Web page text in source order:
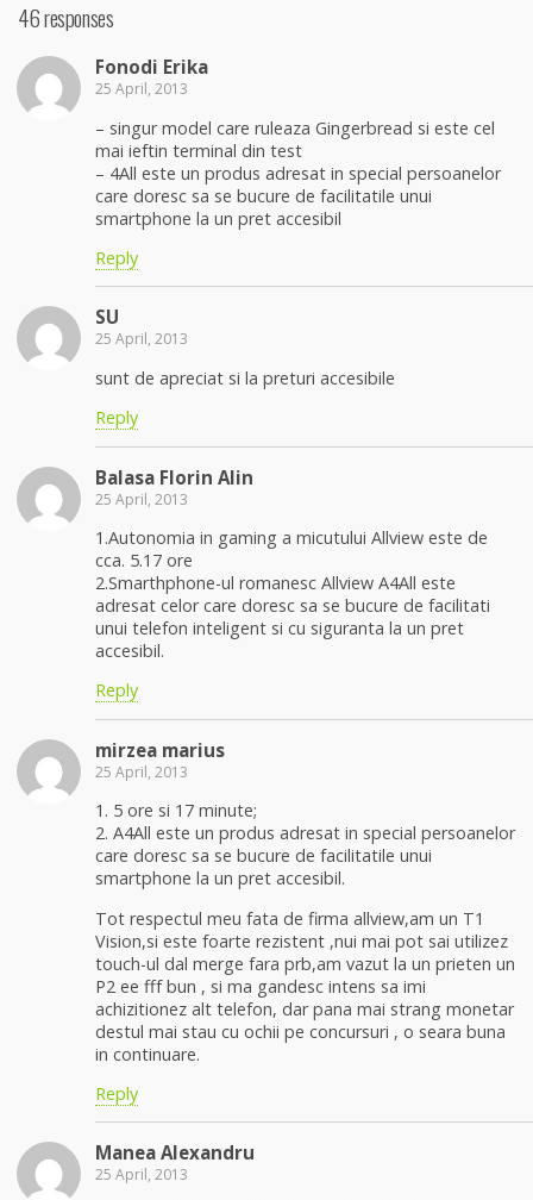
46 responses
Fonodi Erika
25 April, 2013
– singur model care ruleaza Gingerbread si este cel
mai ieftin terminal din test
– 4All este un produs adresat in special persoanelor
care doresc sa se bucure de facilitatile unui
smartphone la un pret accesibil
Reply
SU
25 April, 2013
sunt de apreciat si la preturi accesibile
Reply
Balasa Florin Alin
25 April, 2013
1.Autonomia in gaming a micutului Allview este de
cca. 5.17 ore
2.Smarthphone-ul romanesc Allview A4All este
adresat celor care doresc sa se bucure de facilitati
unui telefon inteligent si cu siguranta la un pret
accesibil.
Reply
mirzea marius
25 April, 2013
1. 5 ore si 17 minute;
2. A4All este un produs adresat in special persoanelor
care doresc sa se bucure de facilitatile unui
smartphone la un pret accesibil.
Tot respectul meu fata de firma allview,am un T1
Vision,si este foarte rezistent ,nui mai pot sai utilizez
touch-ul dal merge fara prb,am vazut la un prieten un
P2 ee fff bun , si ma gandesc intens sa imi
achizitionez alt telefon, dar pana mai strang monetar
destul mai stau cu ochii pe concursuri , o seara buna
in continuare.
Reply
Manea Alexandru
25 April, 2013